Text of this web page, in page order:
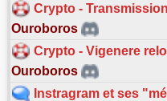
Crypto - Transmission
Ouroboros
Crypto - Vigenere
Ouroboros
Instragram et ses